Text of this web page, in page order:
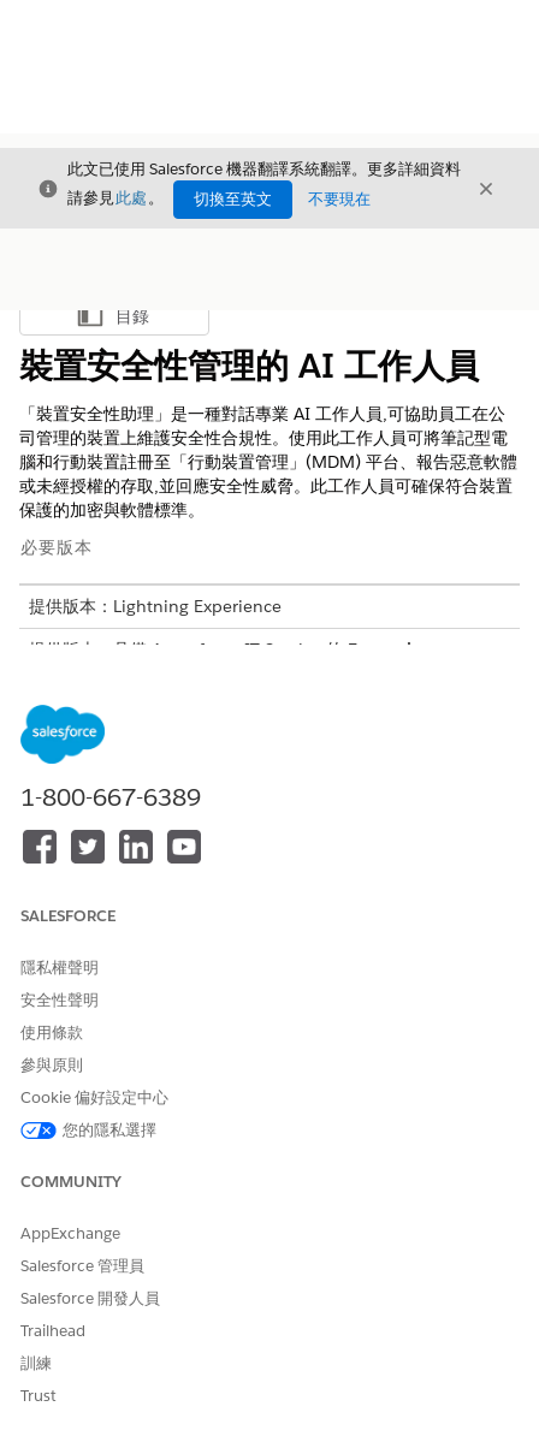
結束
此文已使用 Salesforce 機器翻譯系統翻譯。更多詳細資料
請參見此處。 切換至英文 不要現在 結束
顯示目錄
目錄
裝置安全性管理的 AI 工作人員
「裝置安全性助理」是一種對話專業 AI 工作人員,可協助員工在公
司管理的裝置上維護安全性合規性。使用此工作人員可將筆記型電
腦和行動裝置註冊至「行動裝置管理」(MDM) 平台、報告惡意軟體
或未經授權的存取,並回應安全性威脅。此工作人員可確保符合裝置
保護的加密與軟體標準。
必要版本
提供版本：Lightning Experience
提供版本：具備 Agentforce IT Service 的 Enterprise
服務目錄項目
設定其他服務目錄項目範本來支援類似的應用程式和要求類型。
註冊 MDM 的裝置
報告裝置安全性事件
工作人員動作
這些動作會在您與專門工作人員交談期間自動執行。
使用 Knowledge 回答問題
執行服務目錄項目流程
取得產品啟動卡
為員工建立事件
取得目前指派的資產詳細資料
將新的筆記型電腦註冊至 MDM
實例：Amanda 收到新的公司筆記型電腦,且需要將其註冊至行
動裝置管理系統。
1-800-667-6389
SALESFORCE
隱私權聲明
安全性聲明
使用條款
參與原則
Cookie 偏好設定中心
您的隱私選擇
COMMUNITY
AppExchange
Salesforce 管理員
Salesforce 開發人員
Trailhead
訓練
Trust